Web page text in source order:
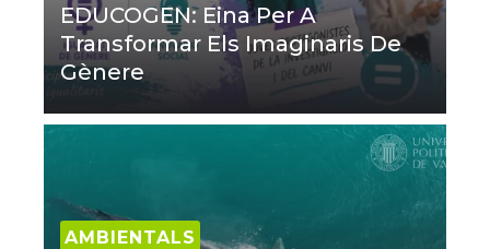
EDUCOGEN: Eina Per A
Transformar Els Imaginaris De
Gènere
AMBIENTALS